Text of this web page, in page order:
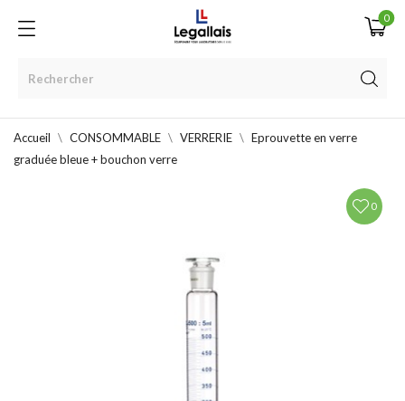
0
Accueil CONSOMMABLE VERRERIE
Eprouvette en verre
graduée bleue + bouchon verre
0